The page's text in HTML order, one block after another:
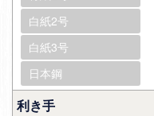
白紙2号
白紙3号
日本鋼
利き手